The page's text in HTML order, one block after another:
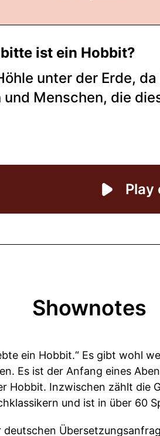
Shownotes
ein Hobbit.“ Es gibt wohl
Es ist der Anfang eines
Hobbit. Inzwischen zählt die
und ist in über 60
deutschen